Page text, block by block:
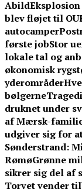
Abild
blev fløjet til
autocamper
første jobStor
lokale tal og
økonomisk
yderområder
bølgerne
druknet under
af Mærsk-
udgiver sig for
Sønderstrand:
RømøGrønne
sikrer sig del af
Torvet vender